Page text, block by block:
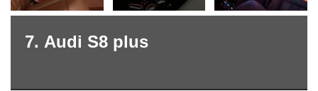
7. Audi S8 plus